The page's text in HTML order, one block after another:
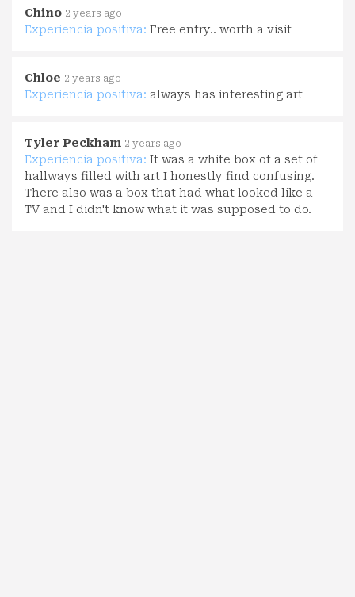
Chino 2 years ago
Experiencia positiva: Free entry.. worth a visit
Chloe 2 years ago
Experiencia positiva: always has interesting art
Tyler Peckham 2 years ago
Experiencia positiva: It was a white box of a set of
hallways filled with art I honestly find confusing.
There also was a box that had what looked like a
TV and I didn't know what it was supposed to do.